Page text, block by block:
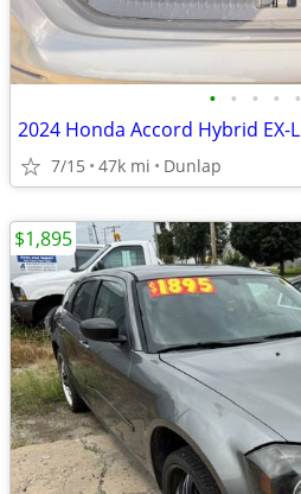
• • • • •
2024 Honda Accord Hybrid EX-L
7/15 47k mi Dunlap
$1,895